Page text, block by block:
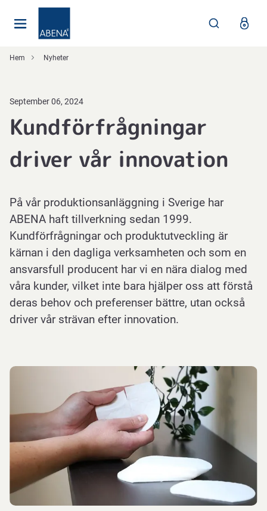
Hem Nyheter
September 06, 2024
Kundförfrågningar
driver vår innovation
På vår produktionsanläggning i Sverige har
ABENA haft tillverkning sedan 1999.
Kundförfrågningar och produktutveckling är
kärnan i den dagliga verksamheten och som en
ansvarsfull producent har vi en nära dialog med
våra kunder, vilket inte bara hjälper oss att förstå
deras behov och preferenser bättre, utan också
driver vår strävan efter innovation.